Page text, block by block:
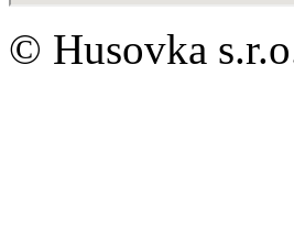
© Husovka